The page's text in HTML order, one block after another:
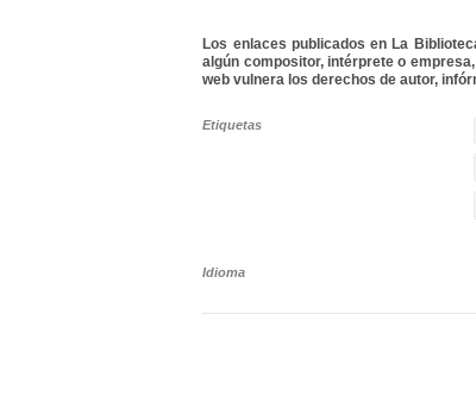
Los enlaces publicados en La
algún compositor, intérprete o
web vulnera los derechos de autor,
Etiquetas
Idioma